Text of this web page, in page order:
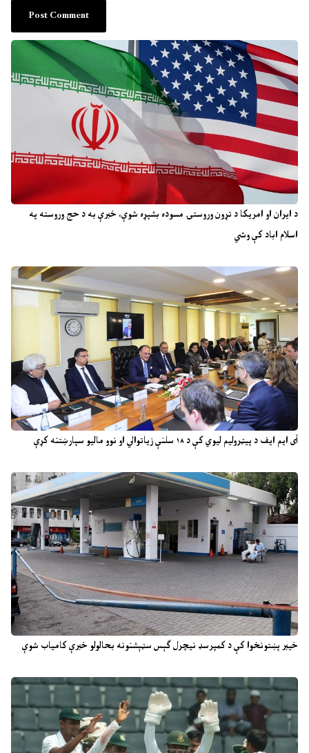
د ایران او امریکا د تړون وروستۍ مسوده بشپړه شوې، خبرې به د حج وروسته په
اسلام اباد کې وشي
آی ایم ایف د پیټرولیم لیوي کې د ۱۸ سلنې زیاتوالي او نوو مالیو سپارښتنه کړې
خیبر پښتونخوا کې د کمپرسډ نیچرل ګېس سټېشنونه بحالولو خبرې کامیاب شوې